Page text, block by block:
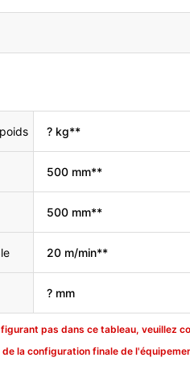
? kg**
500 mm**
500 mm**
20 m/min**
? mm
pas dans ce tableau, veuillez
la configuration finale de